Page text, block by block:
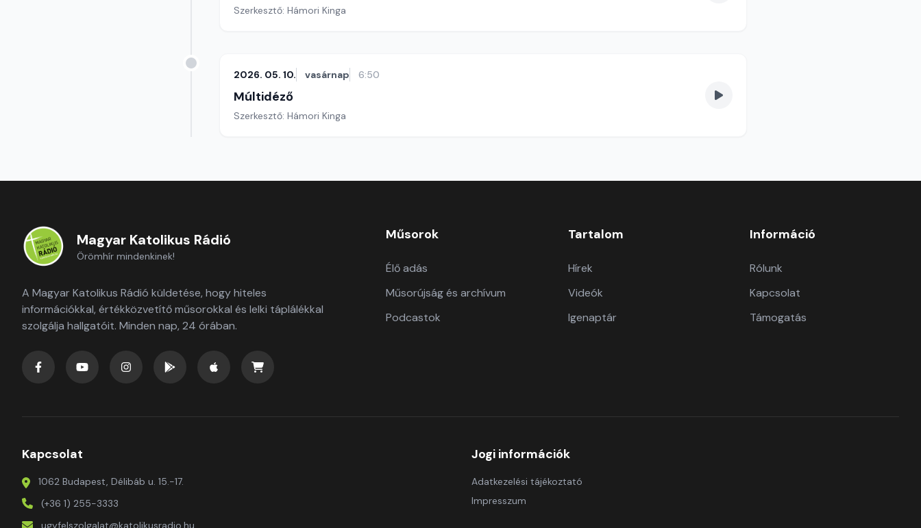
Szerkesztő: Hámori Kinga
2026. 05. 10. vasárnap 6:50
Múltidéző
Szerkesztő: Hámori Kinga
Magyar Katolikus Rádió
Örömhír mindenkinek!
A Magyar Katolikus Rádió küldetése, hogy hiteles
információkkal, értékközvetítő műsorokkal és lelki táplálékkal
szolgálja hallgatóit. Minden nap, 24 órában.
Műsorok
Élő adás
Műsorújság és archívum
Podcastok
Tartalom
Hírek
Videók
Igenaptár
Információ
Rólunk
Kapcsolat
Támogatás
Kapcsolat
1062 Budapest, Délibáb u. 15.-17.
(+36 1) 255-3333
ugyfelszolgalat@katolikusradio.hu
Jogi információk
Adatkezelési tájékoztató
Impresszum